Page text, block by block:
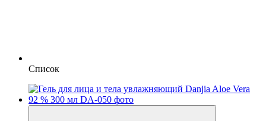
Список